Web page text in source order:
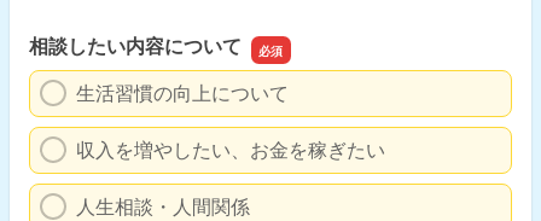
相談したい内容について
生活習慣の向上について
収入を増やしたい、お金を稼ぎたい
人生相談・人間関係